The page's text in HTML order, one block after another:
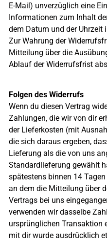
E-Mail) unverzüglich eine
Informationen zum Inhalt
dem Datum und der Uhrzeit
Zur Wahrung der
Mitteilung über die
Ablauf der Widerrufsfrist
Folgen des Widerrufs
Wenn du diesen Vertrag
Zahlungen, die wir von dir
der Lieferkosten (mit
die sich daraus ergeben,
Lieferung als die von uns
Standardlieferung gewählt
spätestens binnen 14
an dem die Mitteilung über
Vertrags bei uns
verwenden wir dasselbe
ursprünglichen Transaktion
mit dir wurde ausdrücklich